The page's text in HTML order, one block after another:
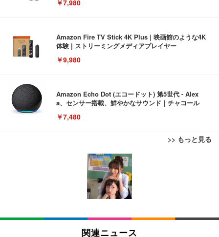
￥7,980
Amazon Fire TV Stick 4K Plus | 映画館のような4K
体験 | ストリーミングメディアプレイヤー
￥9,980
Amazon Echo Dot (エコードット) 第5世代 - Alex
a、センサー搭載、鮮やかなサウンド｜チャコール
￥7,480
>> もっと見る
[EdoErgo] オフィスチェア 椅子 テレワーク 疲れな
い 跳ね上げ式アームレスト コンパクト 約105度ロッ
キング pc 事務椅子 360度回転 座面昇降 強化ナイロ
ン樹脂ベース 通気性メッシュ 在宅ワーク H-WY01
(黒網+黒枠+黒足)
SIHOO B100 オフィスチェア／デスクチェア メッシ
ュチェア 人間工学 疲れない ブラック
EIZO ビジネス向けプレミアムモニター | FlexScan
EV3240X-WT | 31.5型4K UHD・USB Type-C・ホワ
￥105,595
EIZO ビジネス向けプレミアムモニター | FlexScan
Amazonベーシック ペットシーツ 薄型 レギュラー 1
回使い捨て 無香料 ホワイト 300枚
Amazonベーシック ペットシーツ 厚型 ワイド 42枚
x2袋(84枚) ホワイト(吸収面:ライトブルー)
関連ニュース